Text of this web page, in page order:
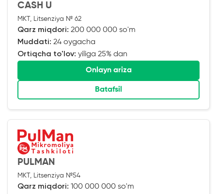
CASH U
MKT, Litsenziya № 62
Qarz miqdori: 200 000 000 so'm
Muddati: 24 oygacha
Ortiqcha to'lov: yiliga 25% dan
Onlayn ariza
Batafsil
PULMAN
MKT, Litsenziya №54
Qarz miqdori: 100 000 000 so'm